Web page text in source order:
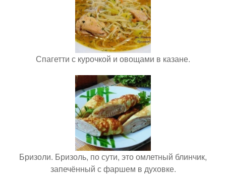
Спагетти с курочкой и овощами в казане.
Бризоли. Бризоль, по сути, это омлетный блинчик,
запечённый с фаршем в духовке.